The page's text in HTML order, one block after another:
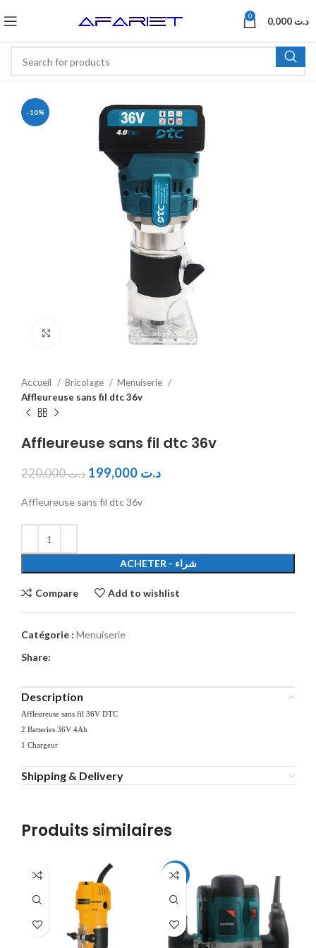
0 د.ت
-10%
Accueil Bricolage
Menuiserie
Affleureuse sans fil dtc 36v
Affleureuse sans fil dtc 36v
د.ت220,000 د.ت
Affleureuse sans fil dtc 36v
ACHETER - شراء
Compare Add to wishlist
Catégorie : Menuiserie
Share:
Description
Affleureuse sans fil 36V DTC
2 Batteries 36V 4Ah
1 Chargeur
Shipping & Delivery
Produits similaires
-7%